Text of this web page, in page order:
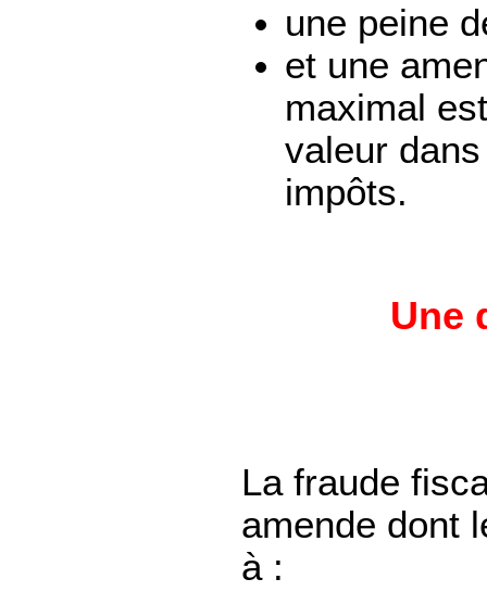
une peine
et une
maximal
valeur
impôts.
Une
La fraude
amende dont
à :